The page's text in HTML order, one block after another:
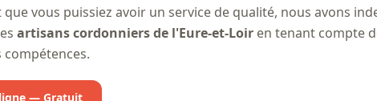
vous puissiez avoir un service de qualité, nous avons
artisans cordonniers de l'Eure-et-Loir en tenant compte
compétences.
— Gratuit